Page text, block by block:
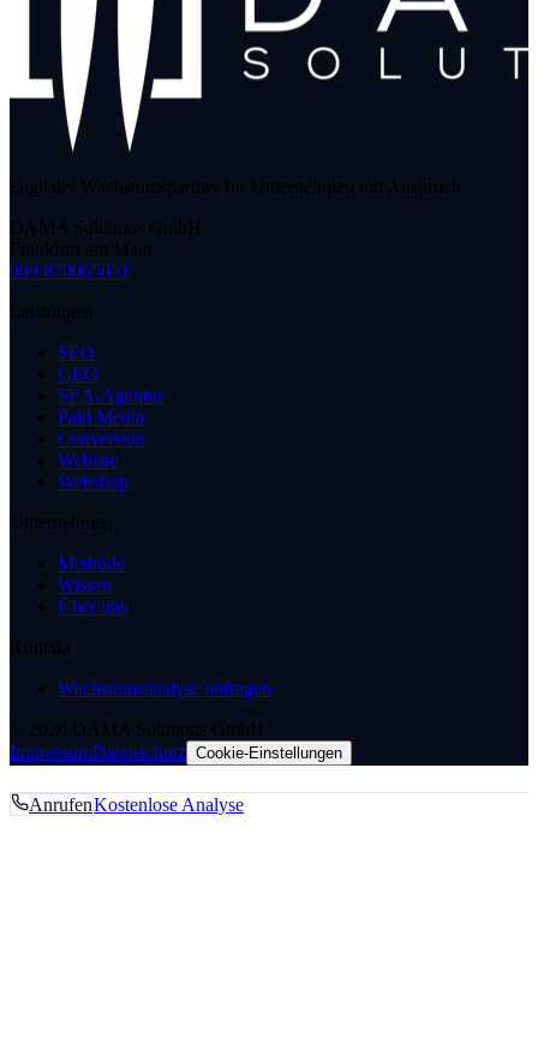
Digitaler Wachstumspartner für Unternehmen mit Anspruch.
DAMA Solutions GmbH
Frankfurt am Main
069 870065051
Leistungen
SEO
GEO
SEA-Agentur
Paid Media
Conversion
Website
Webshop
Unternehmen
Methode
Wissen
Über uns
Kontakt
Wachstumsanalyse anfragen
© 2026 DAMA Solutions GmbH
ImpressumDatenschutz Cookie-Einstellungen
AnrufenKostenlose Analyse